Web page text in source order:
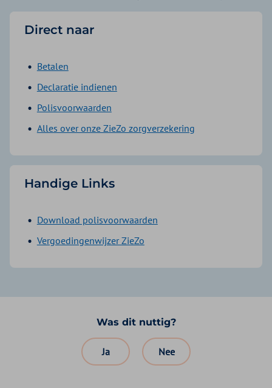
Direct naar
Betalen
Declaratie indienen
Polisvoorwaarden
Alles over onze ZieZo zorgverzekering
Handige Links
Download polisvoorwaarden
Vergoedingenwijzer ZieZo
Was dit nuttig?
Ja Nee